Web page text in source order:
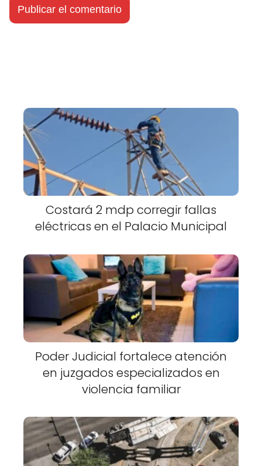
Costará 2 mdp corregir fallas
eléctricas en el Palacio Municipal
Poder Judicial fortalece atención
en juzgados especializados en
violencia familiar